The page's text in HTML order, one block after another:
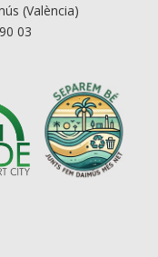
(València)
03